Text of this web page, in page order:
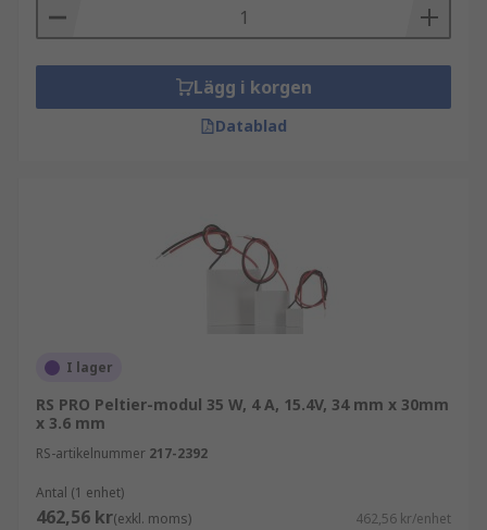
Hållbara och flexibla
Säkra och bekväma
Utforska det breda utbudet av Peltierenheter
Lägg i korgen
Datablad
I lager
RS PRO Peltier-modul 35 W, 4 A, 15.4V, 34 mm x 30mm
x 3.6 mm
RS-artikelnummer 217-2392
Antal (1 enhet)
462,56 kr(exkl. moms) 462,56 kr/enhet